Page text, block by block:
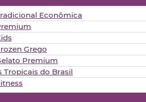
Econômica
Grego
Premium
Tropicais do Brasil